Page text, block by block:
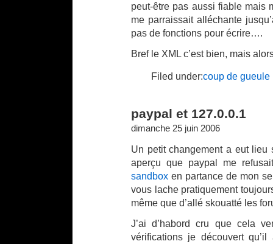
peut-être pas aussi fiable mais
me parraissait alléchante
pas de fonctions pour écrire….
Bref le XML c’est bien, mais
Filed under:coup de gueule
paypal et 127.0.0.1
dimanche 25 juin 2006
Un petit changement a eut
aperçu que paypal me
sandbox en partance de mon
vous lache pratiquement
même que d’allé skouatté les
J’ai d’habord cru que cela
vérifications je découvert